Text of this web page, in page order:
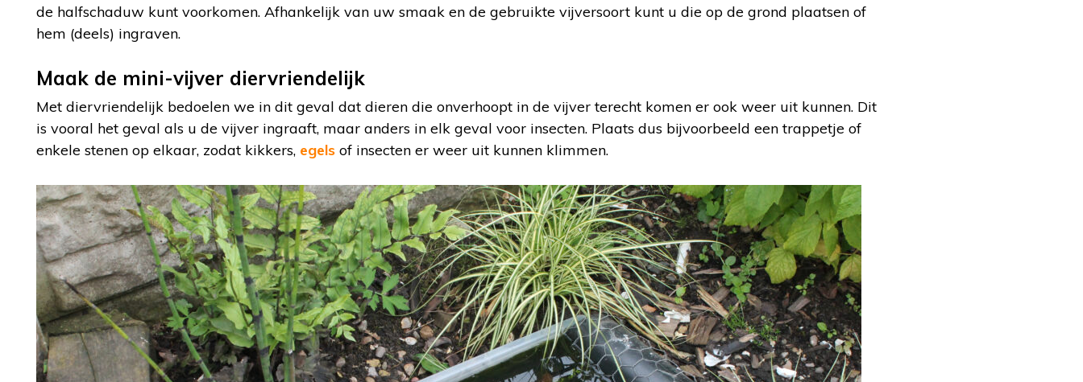
de halfschaduw kunt voorkomen. Afhankelijk van uw smaak en de gebruikte vijversoort kunt u die op de grond plaatsen of
hem (deels) ingraven.
Maak de mini-vijver diervriendelijk
Met diervriendelijk bedoelen we in dit geval dat dieren die onverhoopt in de vijver terecht komen er ook weer uit kunnen. Dit
is vooral het geval als u de vijver ingraaft, maar anders in elk geval voor insecten. Plaats dus bijvoorbeeld een trappetje of
enkele stenen op elkaar, zodat kikkers, egels of insecten er weer uit kunnen klimmen.